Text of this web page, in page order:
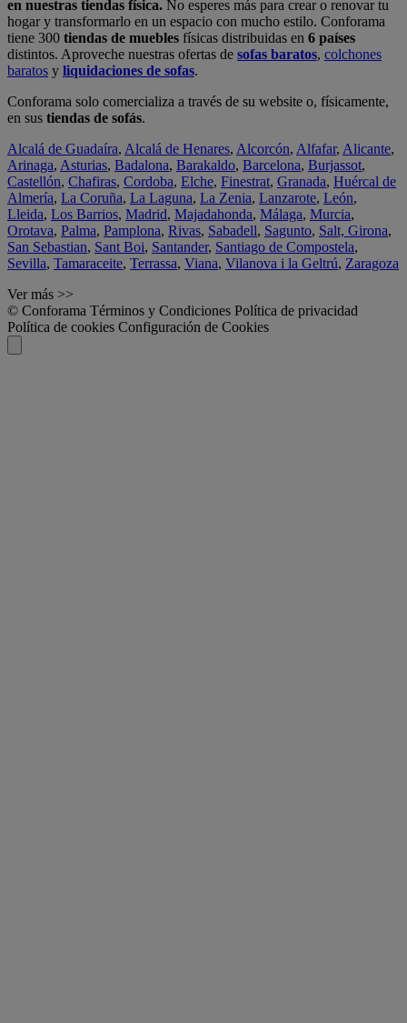
en nuestras tiendas física. No esperes más para crear o renovar tu
hogar y transformarlo en un espacio con mucho estilo. Conforama
tiene 300 tiendas de muebles físicas distribuidas en 6 países
distintos. Aproveche nuestras ofertas de sofas baratos, colchones
baratos y liquidaciones de sofas.
Conforama solo comercializa a través de su website o, físicamente,
en sus tiendas de sofás.
Alcalá de Guadaíra, Alcalá de Henares, Alcorcón, Alfafar, Alicante,
Arinaga, Asturias, Badalona, Barakaldo, Barcelona, Burjassot,
Castellón, Chafiras, Cordoba, Elche, Finestrat, Granada, Huércal de
Almería, La Coruña, La Laguna, La Zenia, Lanzarote, León,
Lleida, Los Barrios, Madrid, Majadahonda, Málaga, Murcia,
Orotava, Palma, Pamplona, Rivas, Sabadell, Sagunto, Salt, Girona,
San Sebastian, Sant Boi, Santander, Santiago de Compostela,
Sevilla, Tamaraceite, Terrassa, Viana, Vilanova i la Geltrú, Zaragoza
Ver más >>
© Conforama Términos y Condiciones Política de privacidad
Política de cookies Configuración de Cookies